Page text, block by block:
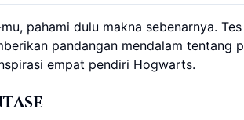
pahami dulu makna sebenarnya.
pandangan mendalam tentang
empat pendiri Hogwarts.